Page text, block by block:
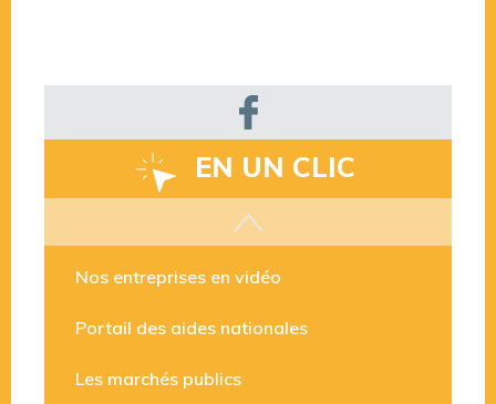
EN UN CLIC
Les aides disponibles
Nos entreprises en vidéo
Portail des aides nationales